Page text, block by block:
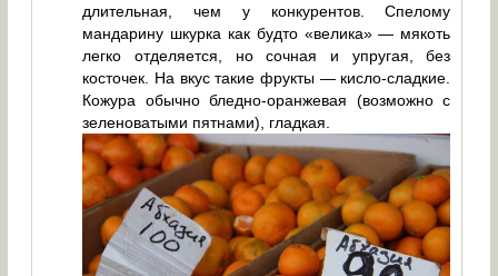
длительная, чем у конкурентов. Спелому
мандарину шкурка как будто «велика» — мякоть
легко отделяется, но сочная и упругая, без
косточек. На вкус такие фрукты — кисло-сладкие.
Кожура обычно бледно-оранжевая (возможно с
зеленоватыми пятнами), гладкая.